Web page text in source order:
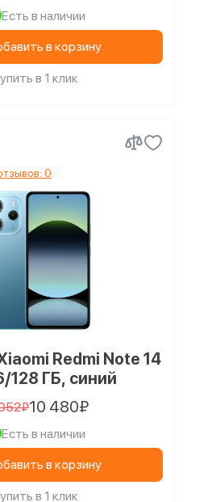
Есть в наличии
в корзину
в 1 клик
0
Redmi Note 14
128 ГБ, синий
10 480₽
Есть в наличии
в корзину
в 1 клик